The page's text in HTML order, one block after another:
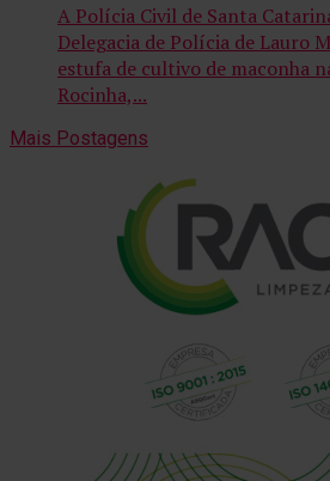
A Polícia Civil de Santa
Delegacia de Polícia de Lauro
estufa de cultivo de maconha
Rocinha,...
Mais Postagens